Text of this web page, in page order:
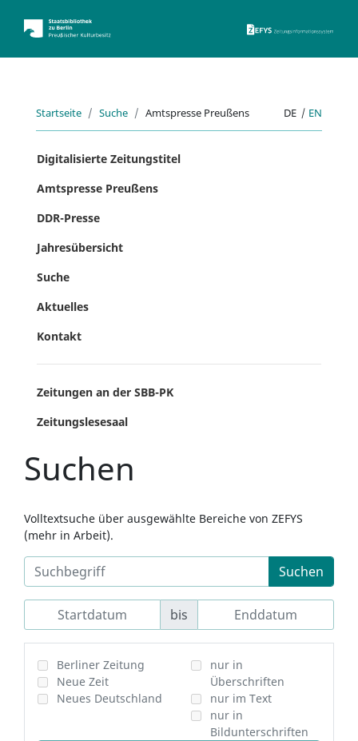
Startseite Suche Amtspresse Preußens DE | EN
Digitalisierte Zeitungstitel
Amtspresse Preußens
DDR-Presse
Jahresübersicht
Suche
Aktuelles
Kontakt
Zeitungen an der SBB-PK
Zeitungslesesaal
Suchen
Volltextsuche über ausgewählte Bereiche von ZEFYS
(mehr in Arbeit).
Suchen
bis
Berliner Zeitung
Neue Zeit
Neues Deutschland
nur in
Überschriften
nur im Text
nur in
Bildunterschriften